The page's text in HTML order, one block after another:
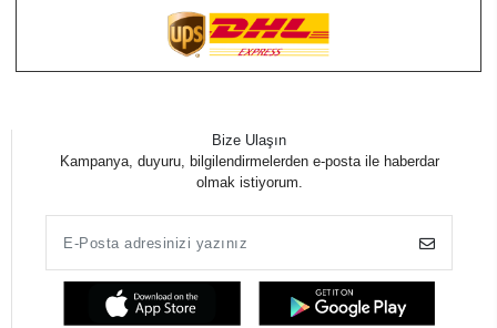
Bize Ulaşın
Kampanya, duyuru, bilgilendirmelerden e-posta ile haberdar
olmak istiyorum.